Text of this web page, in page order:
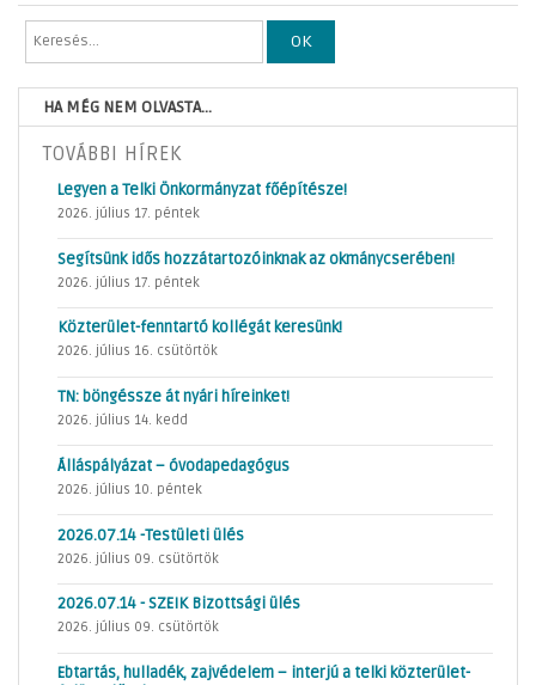
OK
HA MÉG NEM OLVASTA...
TOVÁBBI HÍREK
Legyen a Telki Önkormányzat főépítésze!
2026. július 17. péntek
Segítsünk idős hozzátartozóinknak az okmánycserében!
2026. július 17. péntek
Közterület-fenntartó kollégát keresünk!
2026. július 16. csütörtök
TN: böngéssze át nyári híreinket!
2026. július 14. kedd
Álláspályázat – óvodapedagógus
2026. július 10. péntek
2026.07.14 -Testületi ülés
2026. július 09. csütörtök
2026.07.14 - SZEIK Bizottsági ülés
2026. július 09. csütörtök
Ebtartás, hulladék, zajvédelem – interjú a telki közterület-